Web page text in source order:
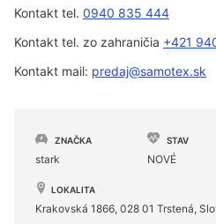
Kontakt tel. 0940 835 444
Kontakt tel. zo zahraničia +421
Kontakt mail: predaj@samotex.sk
ZNAČKA
stark
STAV
NOVÉ
LOKALITA
Krakovská 1866, 028 01 Trstená,